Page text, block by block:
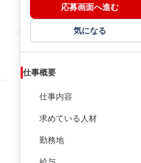
応募画面へ進む
気になる
仕事概要
仕事内容
求めている人材
勤務地